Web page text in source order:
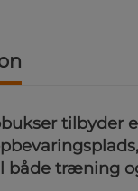
tilbyder
både træning